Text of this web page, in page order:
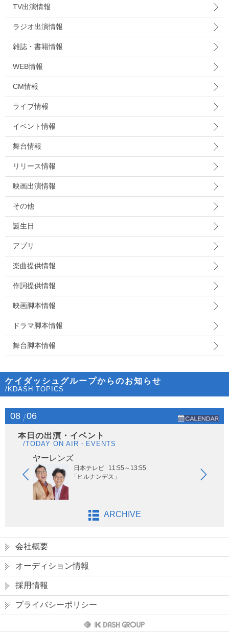
TV出演情報
ラジオ出演情報
雑誌・書籍情報
WEB情報
CM情報
ライブ情報
イベント情報
舞台情報
リリース情報
映画出演情報
その他
誕生日
アプリ
楽曲提供情報
作詞提供情報
映画脚本情報
ドラマ脚本情報
舞台脚本情報
ケイダッシュグループからのお知らせ
/KDASH TOPICS
08 06
本日の出演・イベント
/TODAY ON AIR・EVENTS
ヤーレンズ
日本テレビ
11:55～13:55
「ヒルナンデス」
ARCHIVE
会社概要
オーディション情報
採用情報
プライバシーポリシー